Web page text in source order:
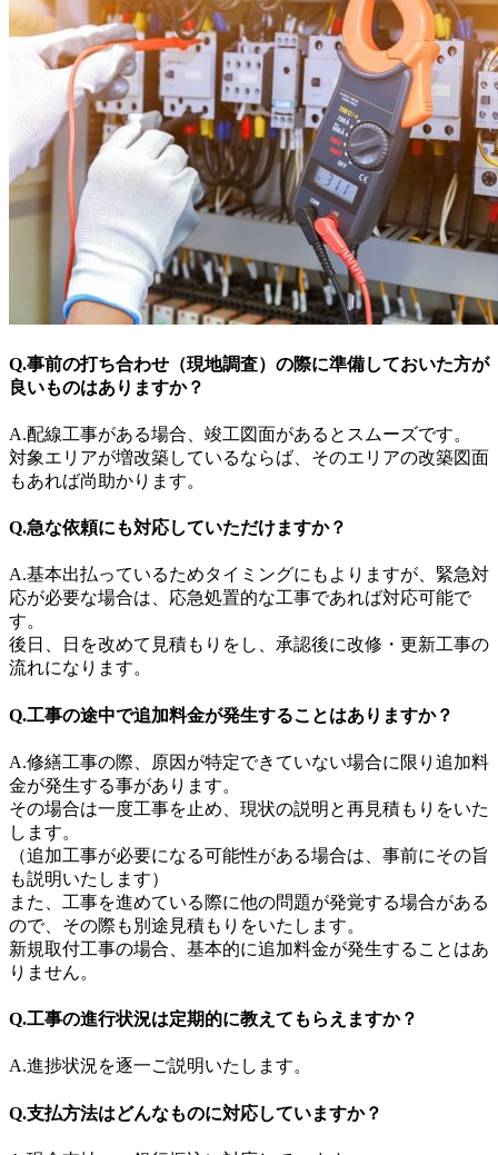
Q.事前の打ち合わせ（現地調査）の際に準備しておいた方が
良いものはありますか？
A.配線工事がある場合、竣工図面があるとスムーズです。
対象エリアが増改築しているならば、そのエリアの改築図面
もあれば尚助かります。
Q.急な依頼にも対応していただけますか？
A.基本出払っているためタイミングにもよりますが、緊急対
応が必要な場合は、応急処置的な工事であれば対応可能で
す。
後日、日を改めて見積もりをし、承認後に改修・更新工事の
流れになります。
Q.工事の途中で追加料金が発生することはありますか？
A.修繕工事の際、原因が特定できていない場合に限り追加料
金が発生する事があります。
その場合は一度工事を止め、現状の説明と再見積もりをいた
します。
（追加工事が必要になる可能性がある場合は、事前にその旨
も説明いたします）
また、工事を進めている際に他の問題が発覚する場合がある
ので、その際も別途見積もりをいたします。
新規取付工事の場合、基本的に追加料金が発生することはあ
りません。
Q.工事の進行状況は定期的に教えてもらえますか？
A.進捗状況を逐一ご説明いたします。
Q.支払方法はどんなものに対応していますか？